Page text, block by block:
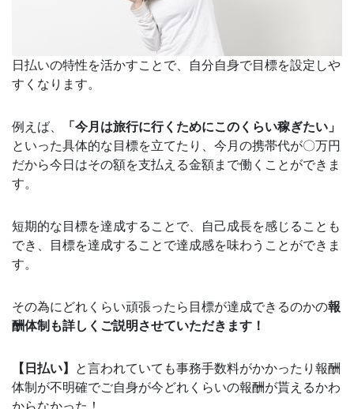
日払いの特性を活かすことで、自分自身で目標を設定しや
すくなります。
例えば、
「今月は旅行に行くためにこのくらい稼ぎたい」
といった具体的な目標を立てたり、今月の携帯代が〇万円
だから今日はその額を支払える金額まで働くことができま
す。
短期的な目標を達成することで、自己成長を感じることも
でき、目標を達成することで達成感を味わうことができま
す。
その為にどれくらい頑張ったら目標が達成できるのかの報
酬体制も詳しくご説明させていただきます！
【日払い】
と言われていても事務手数料がかかったり報酬
体制が不明確でご自身が今どれくらいの報酬が貰えるかわ
からなかった！